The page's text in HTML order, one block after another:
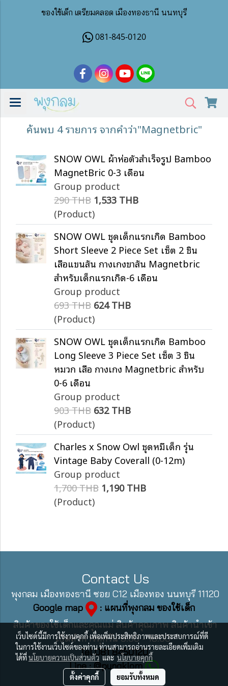
ของใช้เด็ก เตรียมคลอด เมืองทองธานี นนทบุรี
081-845-0120
ค้นพบ 4 รายการ จากคำว่า"Magnetbric"
SNOW OWL ผ้าห่อตัวสำเร็จรูป Bamboo
MagnetBric 0-3 เดือน
Group product
290 THB 1,533 THB
(Product)
SNOW OWL ชุดเด็กแรกเกิด Bamboo
Short Sleeve 2 Piece Set เซ็ต 2 ชิ้น
เสื้อแขนสั้น กางเกงขาสั้น Magnetbric
สำหรับเด็กแรกเกิด-6 เดือน
Group product
693 THB 624 THB
(Product)
SNOW OWL ชุดเด็กแรกเกิด Bamboo
Long Sleeve 3 Piece Set เซ็ต 3 ชิ้น
หมวก เสื้อ กางเกง Magnetbric สำหรับ
0-6 เดือน
Group product
903 THB 632 THB
(Product)
Charles x Snow Owl ชุดหมีเด็ก รุ่น
Vintage Baby Coverall (0-12m)
Group product
1,700 THB 1,190 THB
(Product)
Contact Us
พุงกลม เมืองทองธานี ซอย C12 เมืองทอง นนทบุรี 11120
Google map
: แผนที่พุงกลม ของใช้เด็ก
สินค้าของใช้เด็กและคุณแม่ สินค้าคุณภาพ สินค้านำเข้า
เปิดทำการทุกวัน 9:00 - 18:00
Tel 081 8450120
Line : @pungklom
เว็บไซต์นี้มีการใช้งานคุกกี้ เพื่อเพิ่มประสิทธิภาพและประสบการณ์ที่ดี
ในการใช้งานเว็บไซต์ของท่าน ท่านสามารถอ่านรายละเอียดเพิ่มเติม
ได้ที่นโยบายความเป็นส่วนตัวและนโยบายคุกกี้
ตั้งค่าคุกกี้ ยอมรับทั้งหมด